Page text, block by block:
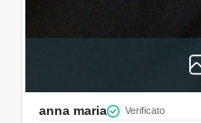
anna maria Verificato